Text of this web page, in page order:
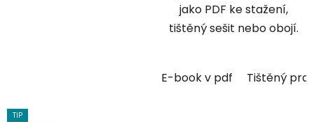
jako PDF ke stažení,
tištěný sešit nebo obojí.
E-book v pdf Tištěný
TIP